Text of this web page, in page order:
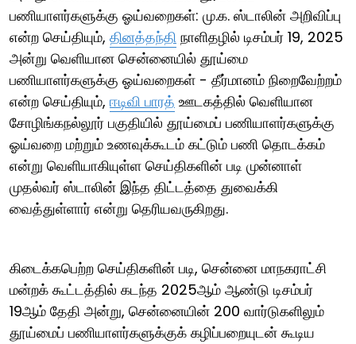
பணியாளர்களுக்கு ஓய்வறைகள்: மு.க. ஸ்டாலின் அறிவிப்பு
என்ற செய்தியும், தினத்தந்தி நாளிதழில் டிசம்பர் 19, 2025
அன்று வெளியான சென்னையில் தூய்மை
பணியாளர்களுக்கு ஓய்வறைகள் - தீர்மானம் நிறைவேற்றம்
என்ற செய்தியும், ஈடிவி பாரத் ஊடகத்தில் வெளியான
சோழிங்கநல்லூர் பகுதியில் தூய்மைப் பணியாளர்களுக்கு
ஓய்வறை மற்றும் உணவுக்கூடம் கட்டும் பணி தொடக்கம்
என்று வெளியாகியுள்ள செய்திகளின் படி முன்னாள்
முதல்வர் ஸ்டாலின் இந்த திட்டத்தை துவைக்கி
வைத்துள்ளார் என்று தெரியவருகிறது.
கிடைக்கபெற்ற செய்திகளின் படி, சென்னை மாநகராட்சி
மன்றக் கூட்டத்தில் கடந்த 2025ஆம் ஆண்டு டிசம்பர்
19ஆம் தேதி அன்று, சென்னையின் 200 வார்டுகளிலும்
தூய்மைப் பணியாளர்களுக்குக் கழிப்பறையுடன் கூடிய